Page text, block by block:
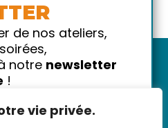
vie privée.
de nos ateliers,
notre newsletter
!